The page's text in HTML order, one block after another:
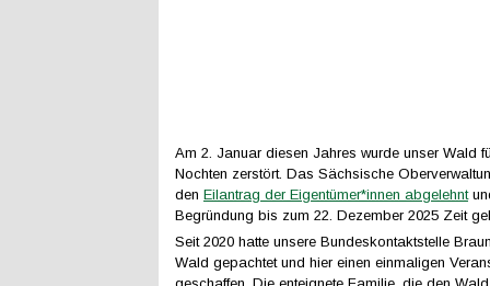
Am 2. Januar diesen Jahres wurde unser Wald
Nochten zerstört. Das Sächsische
den Eilantrag der Eigentümer*innen abgelehnt
Begründung bis zum 22. Dezember 2025 Zeit
Seit 2020 hatte unsere Bundeskontaktstelle
Wald gepachtet und hier einen einmaligen